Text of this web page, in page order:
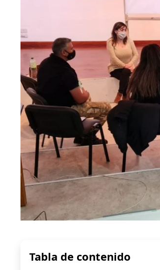
Tabla de contenido